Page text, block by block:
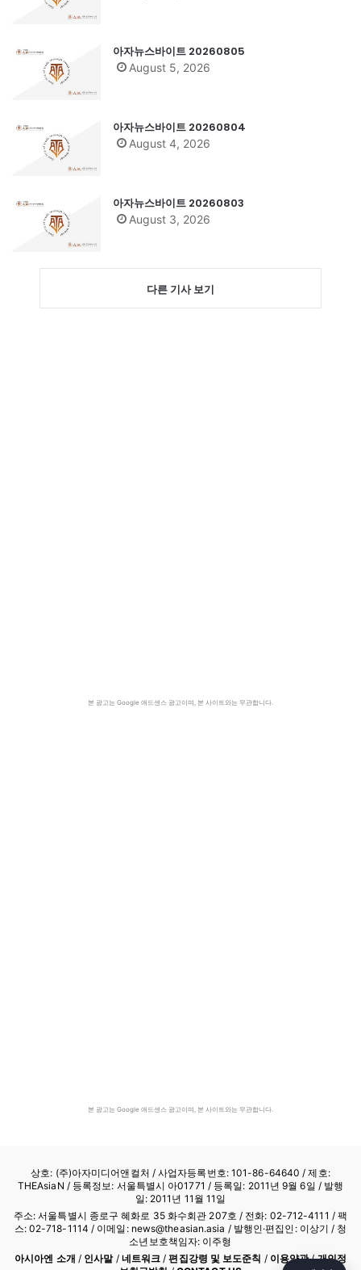
아자뉴스바이트 20260805
August 5, 2026
아자뉴스바이트 20260804
August 4, 2026
아자뉴스바이트 20260803
August 3, 2026
다른 기사 보기
본 광고는 Google 애드센스 광고이며, 본 사이트와는 무관합니다.
본 광고는 Google 애드센스 광고이며, 본 사이트와는 무관합니다.
상호: (주)아자미디어앤컬처 /사업자등록번호: 101-86-64640 / 제호:
THEAsiaN / 등록정보: 서울특별시 아01771 / 등록일: 2011년 9월 6일 / 발행
일: 2011년 11월 11일
주소: 서울특별시 종로구 혜화로 35 화수회관 207호 / 전화: 02-712-4111 / 팩
스: 02-718-1114 / 이메일: news@theasian.asia / 발행인·편집인: 이상기 / 청
소년보호책임자: 이주형
아시아엔 소개 / 인사말/ 네트워크 /편집강령 및 보도준칙 / 이용약관/개인정